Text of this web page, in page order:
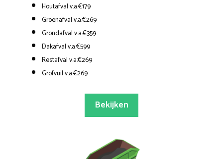
Houtafval v.a.€179
Groenafval v.a.€269
Grondafval v.a.€359
Dakafval v.a.€599
Restafval v.a.€269
Grofvuil v.a.€269
Bekijken